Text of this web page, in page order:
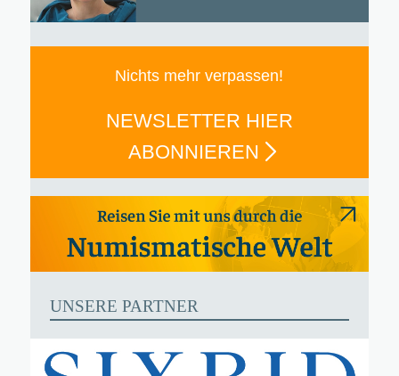
Nichts mehr verpassen!
NEWSLETTER HIER
ABONNIEREN
UNSERE PARTNER